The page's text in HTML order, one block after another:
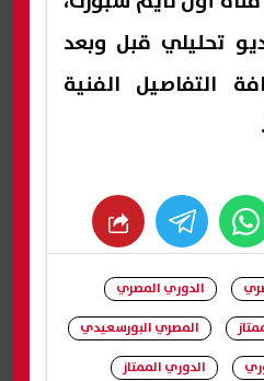
تحليلي قبل وبعد
التفاصيل الفنية
whats
الدوري المصري
المصري البورسعيدي
الدوري الممتاز